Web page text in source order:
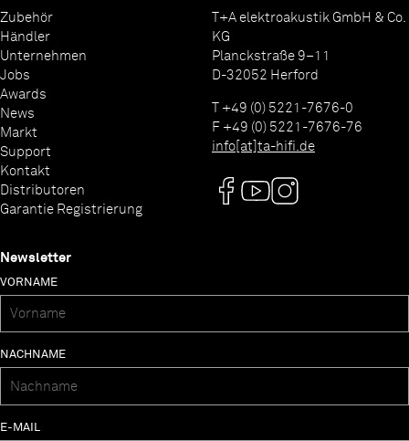
Zubehör
Händler
Unternehmen
Jobs
Awards
News
Markt
Support
Kontakt
Distributoren
Garantie Registrierung
T+A elektroakustik GmbH & Co.
KG
Planckstraße 9–11
D-32052 Herford
T +49 (0) 5221-7676-0
F +49 (0) 5221-7676-76
info[at]ta-hifi.de
Newsletter
VORNAME
NACHNAME
E-MAIL